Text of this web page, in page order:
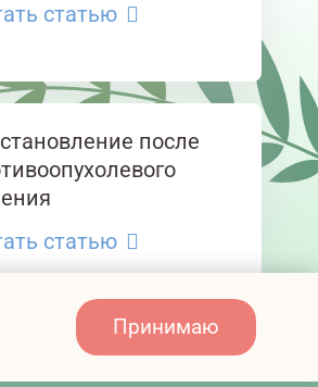
статью
после
статью
Принимаю